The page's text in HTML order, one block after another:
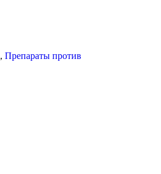
, Препараты против